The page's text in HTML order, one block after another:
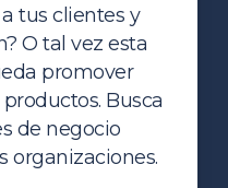
tus clientes y
O tal vez esta
promover
Busca
de negocio
organizaciones.